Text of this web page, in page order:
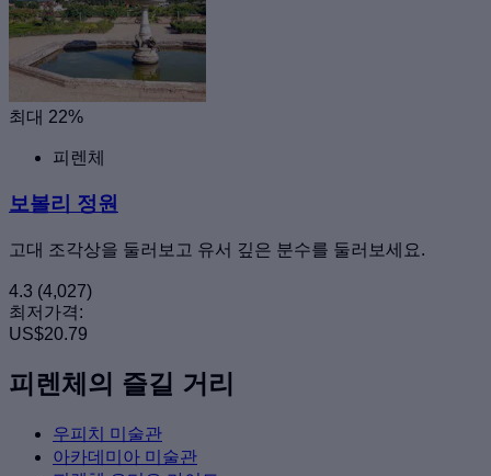
최대 22%
피렌체
보볼리 정원
고대 조각상을 둘러보고 유서 깊은 분수를 둘러보세요.
4.3 (4,027)
최저가격:
US$20.79
피렌체의 즐길 거리
우피치 미술관
아카데미아 미술관